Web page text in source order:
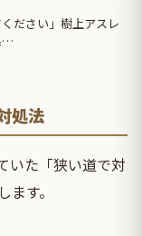
ださい」樹上アスレ
…
処法
いた「狭い道で対
す。